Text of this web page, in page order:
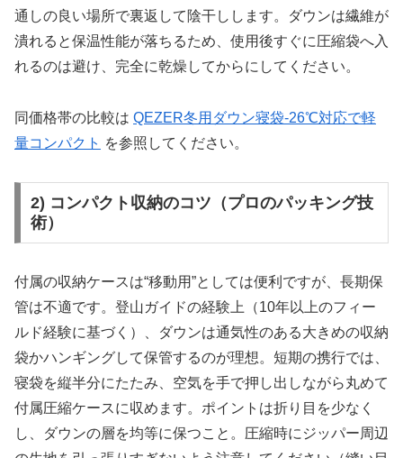
通しの良い場所で裏返して陰干しします。ダウンは繊維が
潰れると保温性能が落ちるため、使用後すぐに圧縮袋へ入
れるのは避け、完全に乾燥してからにしてください。
同価格帯の比較は QEZER冬用ダウン寝袋-26℃対応で軽
量コンパクト を参照してください。
2) コンパクト収納のコツ（プロのパッキング技
術）
付属の収納ケースは“移動用”としては便利ですが、長期保
管は不適です。登山ガイドの経験上（10年以上のフィー
ルド経験に基づく）、ダウンは通気性のある大きめの収納
袋かハンギングして保管するのが理想。短期の携行では、
寝袋を縦半分にたたみ、空気を手で押し出しながら丸めて
付属圧縮ケースに収めます。ポイントは折り目を少なく
し、ダウンの層を均等に保つこと。圧縮時にジッパー周辺